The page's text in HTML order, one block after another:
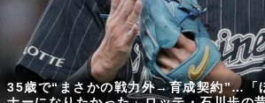
35歳で“まさかの戦力外→育成契約”…「